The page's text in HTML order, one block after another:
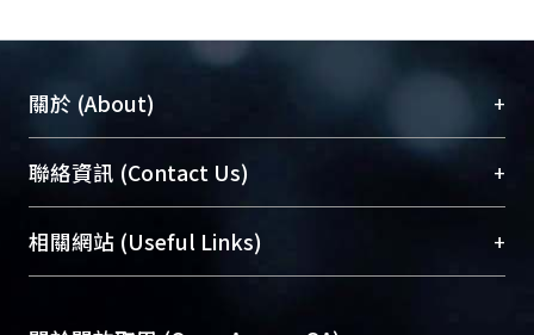
關於 (About) +
臺大位居世界頂尖大學之列，為永久珍藏及向國際
展現本校豐碩的研究成果及學術能量，圖書館整合
機構典藏（NTUR）與學術庫（AH）不同功能平
台，成為臺大學術典藏NTU scholars。期能整合研
成果。
聯絡資訊 (Contact Us) +
總館學科館員(Main Library)
醫學圖書館學科館員(Medical Library)
相關網站 (Useful Links) +